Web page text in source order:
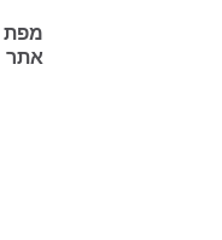
מפת
אתר